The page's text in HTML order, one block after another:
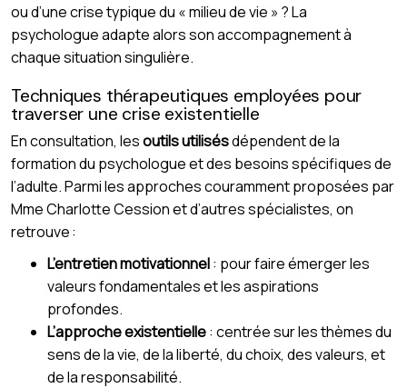
ou d’une crise typique du « milieu de vie » ? La
psychologue adapte alors son accompagnement à
chaque situation singulière.
Techniques thérapeutiques employées pour
traverser une crise existentielle
En consultation, lesoutils utilisésdépendent de la
formation du psychologue et des besoins spécifiques de
l’adulte. Parmi les approches couramment proposées par
Mme Charlotte Cession et d’autres spécialistes, on
retrouve :
L’entretien motivationnel: pour faire émerger les
valeurs fondamentales et les aspirations
profondes.
L’approche existentielle: centrée sur les thèmes du
sens de la vie, de la liberté, du choix, des valeurs, et
de la responsabilité.